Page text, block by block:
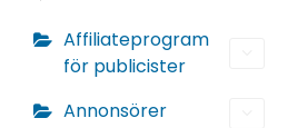
Affiliateprogram
för publicister
Annonsörer